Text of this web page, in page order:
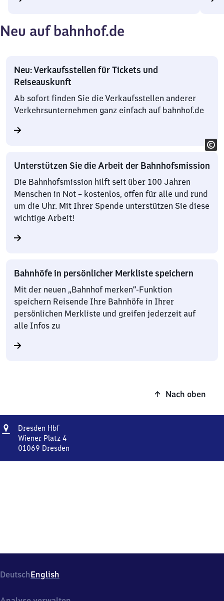
Neu auf bahnhof.de
Neu: Verkaufsstellen für Tickets und
Reiseauskunft
Ab sofort finden Sie die Verkaufsstellen anderer
Verkehrsunternehmen ganz einfach auf bahnhof.de
Unterstützen Sie die Arbeit der Bahnhofsmission
Die Bahnhofsmission hilft seit über 100 Jahren
Menschen in Not – kostenlos, offen für alle und rund
um die Uhr. Mit Ihrer Spende unterstützen Sie diese
wichtige Arbeit!
Bahnhöfe in persönlicher Merkliste speichern
Mit der neuen „Bahnhof merken“-Funktion
speichern Reisende Ihre Bahnhöfe in Ihrer
persönlichen Merkliste und greifen jederzeit auf
alle Infos zu
Nach oben
Adresse
Dresden HbfDresden
Hauptbahnhof
Wiener Platz 4
01069 Dresden
DeutschEnglish